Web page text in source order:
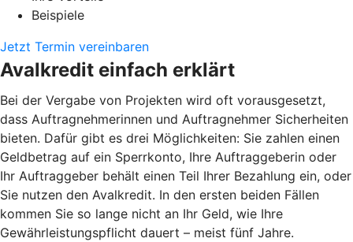
Beispiele
Jetzt Termin vereinbaren
Avalkredit einfach erklärt
Bei der Vergabe von Projekten wird oft vorausgesetzt,
dass Auftragnehmerinnen und Auftragnehmer Sicherheiten
bieten. Dafür gibt es drei Möglichkeiten: Sie zahlen einen
Geldbetrag auf ein Sperrkonto, Ihre Auftraggeberin oder
Ihr Auftraggeber behält einen Teil Ihrer Bezahlung ein, oder
Sie nutzen den Avalkredit. In den ersten beiden Fällen
kommen Sie so lange nicht an Ihr Geld, wie Ihre
Gewährleistungspflicht dauert – meist fünf Jahre.